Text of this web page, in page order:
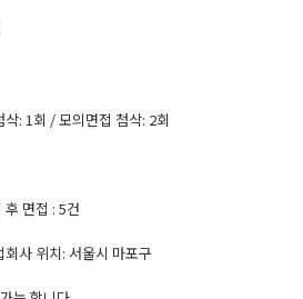
: 1회 / 모의면접 첨삭: 2회
면접 : 5건
사 위치: 서울시 마포구